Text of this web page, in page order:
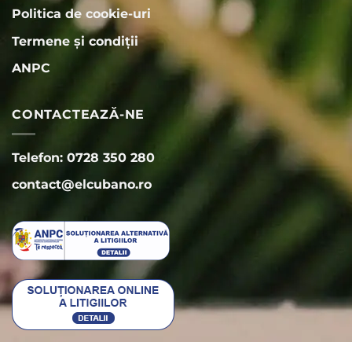
Politica de cookie-uri
Termene și condiții
ANPC
CONTACTEAZĂ-NE
Telefon: 0728 350 280
contact@elcubano.ro